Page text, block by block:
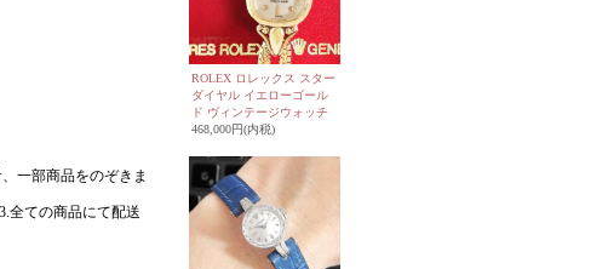
ROLEX ロレックス スター
ダイヤル イエローゴール
ド ヴィンテージウォッチ
468,000円(内税)